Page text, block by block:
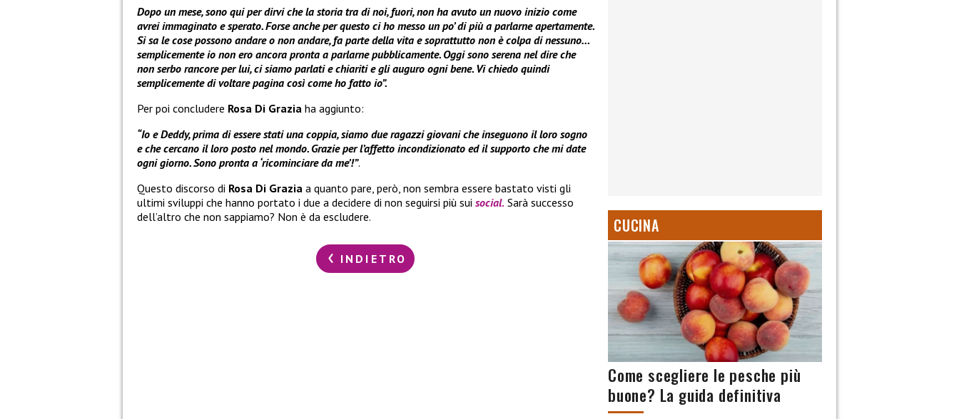
Dopo un mese, sono qui per dirvi che la storia tra di noi, fuori, non ha avuto un nuovo inizio come
avrei immaginato e sperato. Forse anche per questo ci ho messo un po’ di più a parlarne apertamente.
Si sa le cose possono andare o non andare, fa parte della vita e soprattutto non è colpa di nessuno…
semplicemente io non ero ancora pronta a parlarne pubblicamente. Oggi sono serena nel dire che
non serbo rancore per lui, ci siamo parlati e chiariti e gli auguro ogni bene. Vi chiedo quindi
semplicemente di voltare pagina così come ho fatto io”.
Per poi concludere Rosa Di Grazia ha aggiunto:
“Io e Deddy, prima di essere stati una coppia, siamo due ragazzi giovani che inseguono il loro sogno
e che cercano il loro posto nel mondo. Grazie per l’affetto incondizionato ed il supporto che mi date
ogni giorno. Sono pronta a ‘ricominciare da me’!”.
Questo discorso di Rosa Di Grazia a quanto pare, però, non sembra essere bastato visti gli
ultimi sviluppi che hanno portato i due a decidere di non seguirsi più sui social. Sarà successo
dell’altro che non sappiamo? Non è da escludere.
INDIETRO
CUCINA
Come scegliere le pesche più
buone? La guida definitiva